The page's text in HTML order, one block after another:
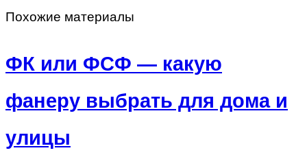
Похожие материалы
ФК или ФСФ — какую
фанеру выбрать для дома и
улицы